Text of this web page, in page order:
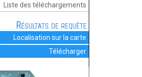
Liste des téléchargements
Résultats de requête
Localisation sur la carte
Télécharger